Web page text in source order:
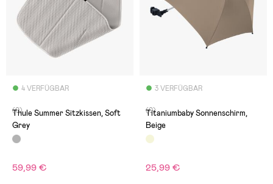
4 VERFÜGBAR
(0)
Thule Summer Sitzkissen, Soft
Grey
59,99 €
3 VERFÜGBAR
(0)
Titaniumbaby Sonnenschirm,
Beige
25,99 €